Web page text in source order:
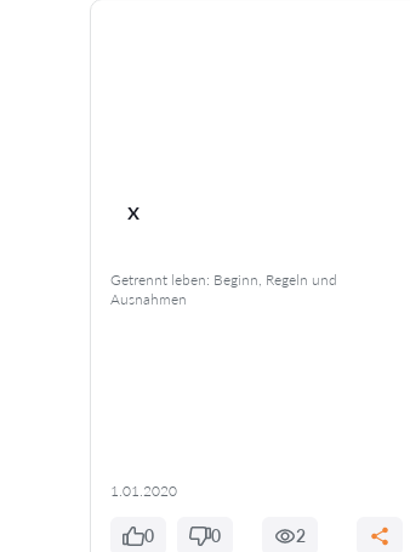
x
Getrennt leben: Beginn, Regeln und
Ausnahmen
1.01.2020
0 0 2